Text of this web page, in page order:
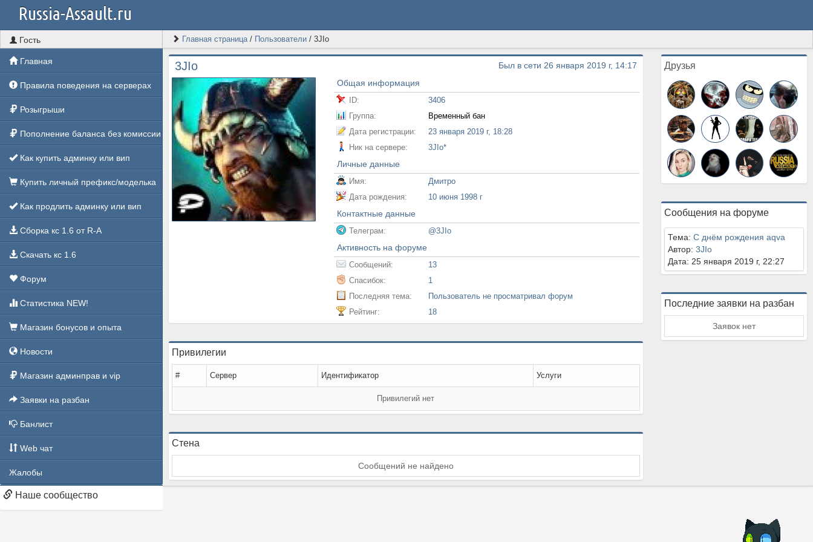
Russia-Assault.ru
Гость
Главная
Правила поведения на серверах
Розыгрыши
Пополнение баланса без комиссии
Как купить админку или вип
Купить личный префикс/моделька
Как продлить админку или вип
Сборка кс 1.6 от R-A
Скачать кс 1.6
Форум
Статистика NEW!
Магазин бонусов и опыта
Новости
Магазин админправ и vip
Заявки на разбан
Банлист
Web чат
Жалобы
Наше сообщество
Главная страница/ Пользователи/ 3JIo
3JIo
Был в сети 26 января 2019 г, 14:17
Общая информация
ID:
3406
Группа:
Временный бан
Дата регистрации:
23 января 2019 г, 18:28
Ник на сервере:
3JIo*
Личные данные
Имя:
Дмитро
Дата рождения:
10 июня 1998 г
Контактные данные
Телеграм: @3JIo
Активность на форуме
Сообщений:
13
Спасибок:
1
Последняя тема:
Пользователь не просматривал форум
Рейтинг:
18
Привилегии
# Сервер Идентификатор Услуги
Привилегий нет
Стена
Сообщений не найдено
Друзья
Сообщения на форуме
Тема: С днём рождения aqva
Автор: 3JIo
Дата: 25 января 2019 г, 22:27
Последние заявки на разбан
Заявок нет